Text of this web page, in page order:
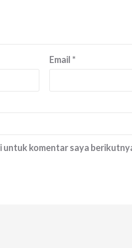
Email*
untuk komentar saya